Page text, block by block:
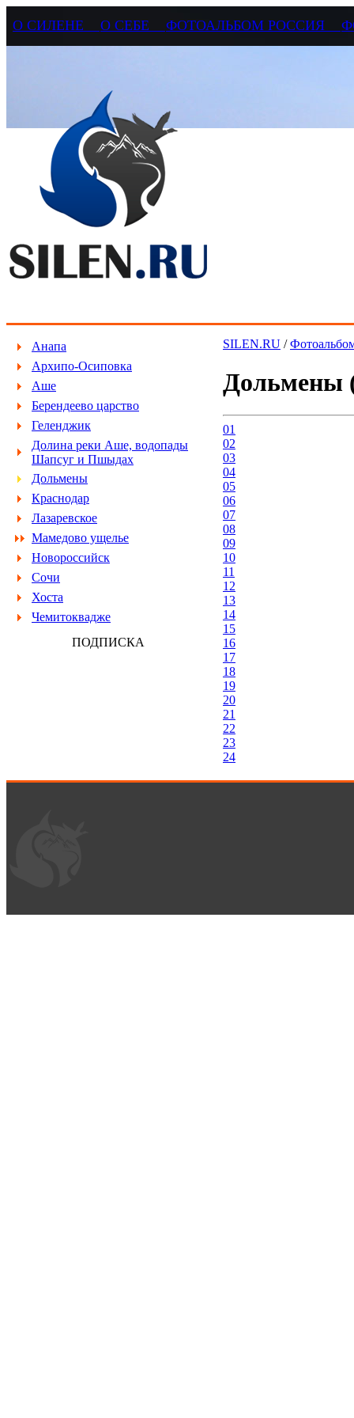
О СИЛЕНЕ О СЕБЕ ФОТОАЛЬБОМ РОССИЯ
Анапа
Архипо-Осиповка
Аше
Берендеево царство
Геленджик
Долина реки Аше, водопады
Шапсуг и Пшыдах
Дольмены
Краснодар
Лазаревское
Мамедово ущелье
Новороссийск
Сочи
Хоста
Чемитоквадже
ПОДПИСКА
SILEN.RU /
Дольмены
01
02
03
04
05
06
07
08
09
10
11
12
13
14
15
16
17
18
19
20
21
22
23
24